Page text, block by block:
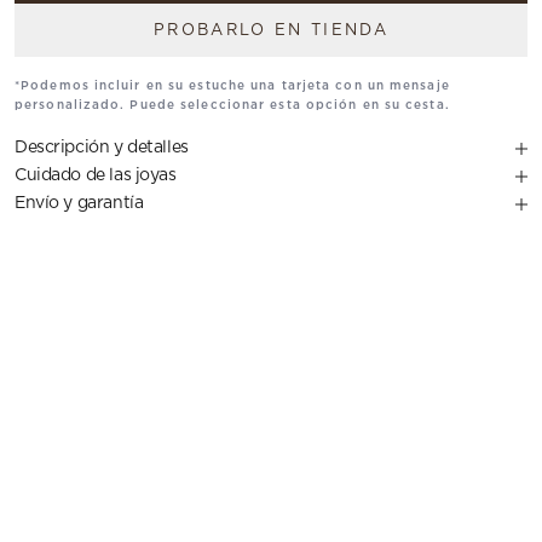
PROBARLO EN TIENDA
*Podemos incluir en su estuche una tarjeta con un mensaje
personalizado. Puede seleccionar esta opción en su cesta.
Descripción y detalles
Cuidado de las joyas
Envío y garantía